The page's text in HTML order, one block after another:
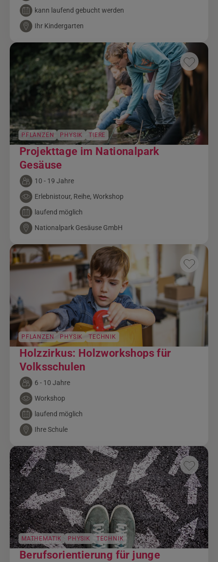
kann laufend gebucht werden
Ihr Kindergarten
PFLANZEN PHYSIK TIERE
Projekttage im Nationalpark
Gesäuse
10 - 19 Jahre
Erlebnistour, Reihe, Workshop
laufend möglich
Nationalpark Gesäuse GmbH
PFLANZEN PHYSIK TECHNIK
Holzzirkus: Holzworkshops für
Volksschulen
6 - 10 Jahre
Workshop
laufend möglich
Ihre Schule
MATHEMATIK PHYSIK TECHNIK
Berufsorientierung für junge